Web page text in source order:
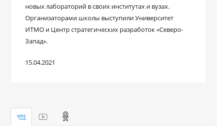
новых лабораторий в своих институтах и вузах.
Организаторами школы выступили Университет
ИТМО и Центр стратегических разработок «Северо-
Запад».
15.04.2021